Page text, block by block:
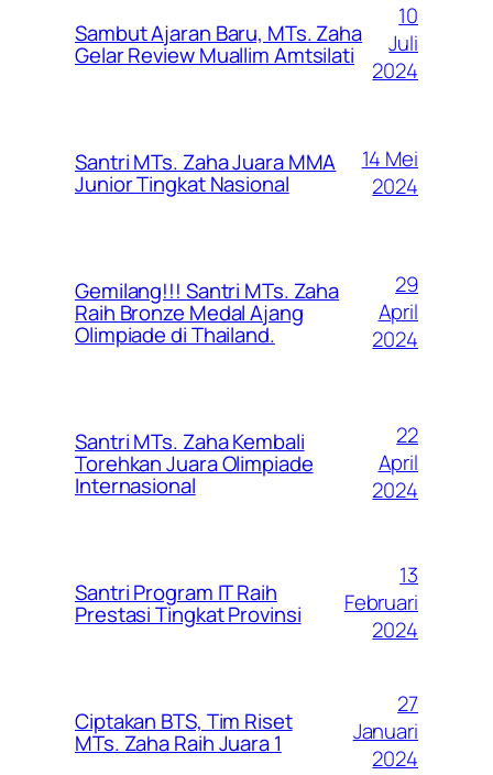
Sambut Ajaran Baru, MTs. Zaha
Gelar Review Muallim Amtsilati
10
Juli
2024
Santri MTs. Zaha Juara MMA
Junior Tingkat Nasional
14 Mei
2024
Gemilang!!! Santri MTs. Zaha
Raih Bronze Medal Ajang
Olimpiade di Thailand.
29
April
2024
Santri MTs. Zaha Kembali
Torehkan Juara Olimpiade
Internasional
22
April
2024
Santri Program IT Raih
Prestasi Tingkat Provinsi
13
Februari
2024
Ciptakan BTS, Tim Riset
MTs. Zaha Raih Juara 1
27
Januari
2024